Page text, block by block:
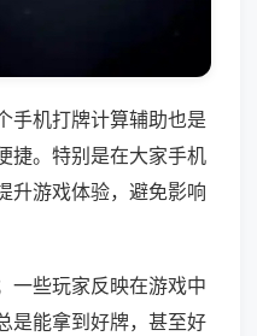
手机打牌计算辅助也是
捷。特别是在大家手机
升游戏体验，避免影响
一些玩家反映在游戏中
是能拿到好牌，甚至好